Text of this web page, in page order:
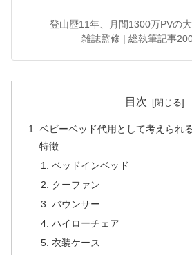
登山歴11年、月間1300万PVの
雑誌監修 | 総執筆記事
目次
ベビーベッド代用として考えられ
特徴
ベッドインベッド
クーファン
バウンサー
ハイローチェア
衣装ケース